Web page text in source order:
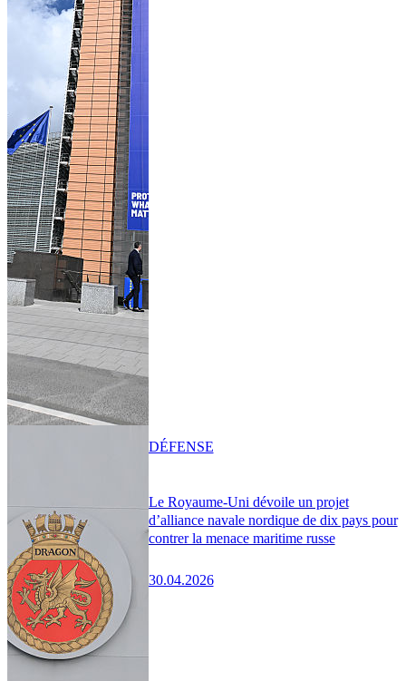
Le Royaume-Uni dévoile un projet
d’alliance navale nordique de dix pays pour
contrer la menace maritime russe
30.04.2026
DÉFENSE